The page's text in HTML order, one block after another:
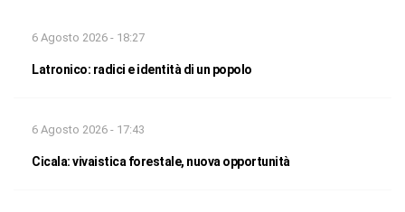
6 Agosto 2026 - 18:27
Latronico: radici e identità di un popolo
6 Agosto 2026 - 17:43
Cicala: vivaistica forestale, nuova opportunità